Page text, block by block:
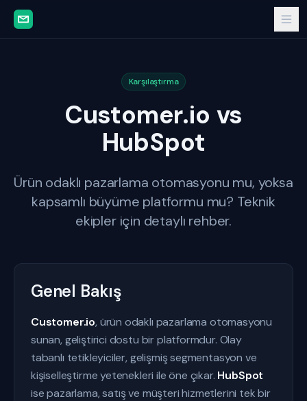
Karşılaştırma
Customer.io vs
HubSpot
Ürün odaklı pazarlama otomasyonu mu, yoksa
kapsamlı büyüme platformu mu? Teknik
ekipler için detaylı rehber.
Genel Bakış
Customer.io, ürün odaklı pazarlama otomasyonu
sunan, geliştirici dostu bir platformdur. Olay
tabanlı tetikleyiciler, gelişmiş segmentasyon ve
kişiselleştirme yetenekleri ile öne çıkar. HubSpot
ise pazarlama, satış ve müşteri hizmetlerini tek bir